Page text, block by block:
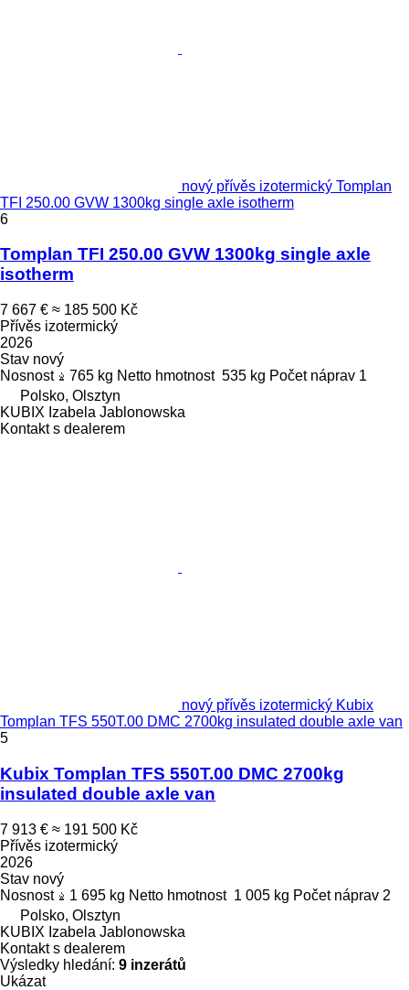
nový přívěs izotermický Tomplan
TFI 250.00 GVW 1300kg single axle isotherm
6
Tomplan TFI 250.00 GVW 1300kg single axle
isotherm
7 667 € ≈ 185 500 Kč
Přívěs izotermický
2026
Stav nový
Nosnost
765 kg Netto hmotnost 535 kg Počet náprav 1
Polsko, Olsztyn
KUBIX Izabela Jablonowska
Kontakt s dealerem
nový přívěs izotermický Kubix
Tomplan TFS 550T.00 DMC 2700kg insulated double axle van
5
Kubix Tomplan TFS 550T.00 DMC 2700kg
insulated double axle van
7 913 € ≈ 191 500 Kč
Přívěs izotermický
2026
Stav nový
Nosnost
1 695 kg Netto hmotnost 1 005 kg Počet náprav 2
Polsko, Olsztyn
KUBIX Izabela Jablonowska
Kontakt s dealerem
Výsledky hledání: 9 inzerátů
Ukázat